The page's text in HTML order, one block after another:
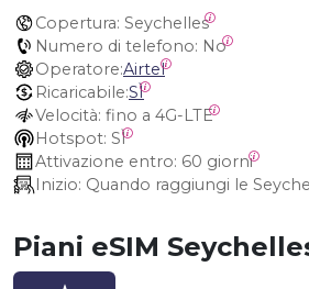
Copertura: Seychelles
Numero di telefono: No
Operatore:Airtel
Ricaricabile:SÌ
Velocità: fino a 4G-LTE
Hotspot: SÌ
Attivazione entro: 60 giorni
Inizio: Quando raggiungi le
Piani eSIM